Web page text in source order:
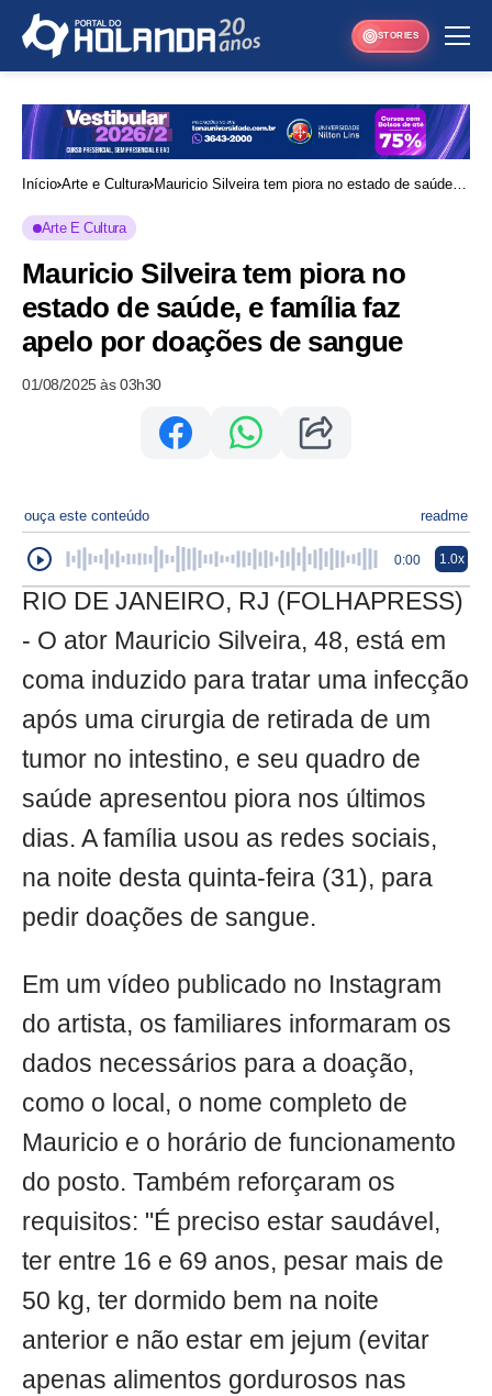
STORIES
Início Arte e Cultura Mauricio Silveira tem piora no estado de saúde, e
Arte E Cultura
Mauricio Silveira tem piora no
estado de saúde, e família faz
apelo por doações de sangue
01/08/2025 às 03h30
ouça este conteúdo readme
0:00 1.0x
RIO DE JANEIRO, RJ (FOLHAPRESS)
- O ator Mauricio Silveira, 48, está em
coma induzido para tratar uma infecção
após uma cirurgia de retirada de um
tumor no intestino, e seu quadro de
saúde apresentou piora nos últimos
dias. A família usou as redes sociais,
na noite desta quinta-feira (31), para
pedir doações de sangue.
Em um vídeo publicado no Instagram
do artista, os familiares informaram os
dados necessários para a doação,
como o local, o nome completo de
Mauricio e o horário de funcionamento
do posto. Também reforçaram os
requisitos: "É preciso estar saudável,
ter entre 16 e 69 anos, pesar mais de
50 kg, ter dormido bem na noite
anterior e não estar em jejum (evitar
apenas alimentos gordurosos nas